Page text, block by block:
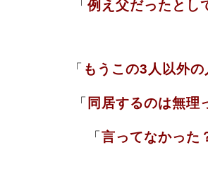
「 例え父だったとし
「 もうこの3人以外の
「 同居するのは無理
「言ってなかった